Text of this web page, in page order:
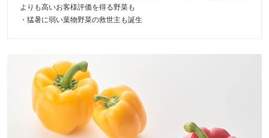
よりも高いお客様評価を得る野菜も
・猛暑に弱い葉物野菜の救世主も誕生